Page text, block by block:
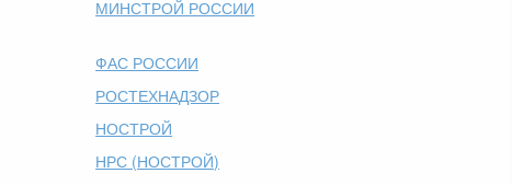
МИНСТРОЙ РОССИИ
ФАС РОССИИ
РОСТЕХНАДЗОР
НОСТРОЙ
НРС (НОСТРОЙ)